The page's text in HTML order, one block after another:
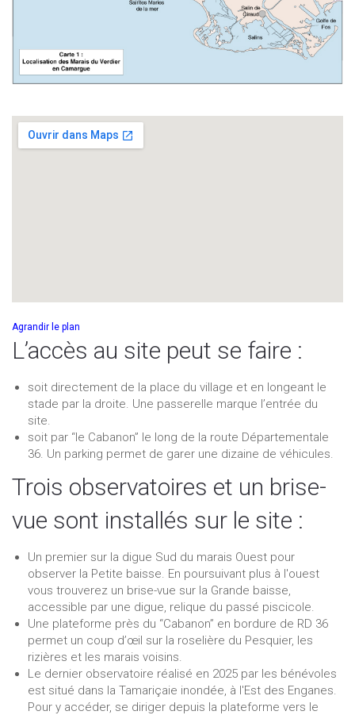
Agrandir le plan
L’accès au site peut se faire :
soit directement de la place du village et en longeant le
stade par la droite. Une passerelle marque l’entrée du
site.
soit par “le Cabanon” le long de la route Départementale
36. Un parking permet de garer une dizaine de véhicules.
Trois observatoires et un brise-
vue sont installés sur le site :
Un premier sur la digue Sud du marais Ouest pour
observer la Petite baisse. En poursuivant plus à l'ouest
vous trouverez un brise-vue sur la Grande baisse,
accessible par une digue, relique du passé piscicole.
Une plateforme près du “Cabanon” en bordure de RD 36
permet un coup d’œil sur la roselière du Pesquier, les
rizières et les marais voisins.
Le dernier observatoire réalisé en 2025 par les bénévoles
est situé dans la Tamariçaie inondée, à l'Est des Enganes.
Pour y accéder, se diriger depuis la plateforme vers le